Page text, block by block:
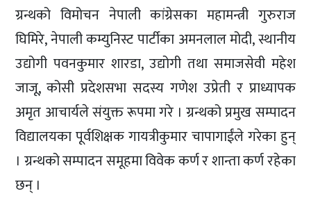
ग्रन्थको विमोचन नेपाली कांग्रेसका महामन्त्री गुरुराज
घिमिरे, नेपाली कम्युनिस्ट पार्टीका अमनलाल मोदी, स्थानीय
उद्योगी पवनकुमार शारडा, उद्योगी तथा समाजसेवी महेश
जाजू, कोसी प्रदेशसभा सदस्य गणेश उप्रेती र प्राध्यापक
अमृत आचार्यले संयुक्त रूपमा गरे । ग्रन्थको प्रमुख सम्पादन
विद्यालयका पूर्वशिक्षक गायत्रीकुमार चापागाईंले गरेका हुन्
। ग्रन्थको सम्पादन समूहमा विवेक कर्ण र शान्ता कर्ण रहेका
छन् ।